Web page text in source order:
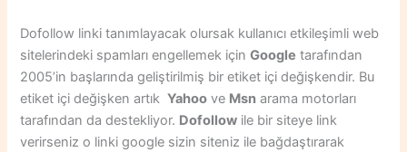
Dofollow linki tanımlayacak olursak kullanıcı etkileşimli web
sitelerindeki spamları engellemek içinGoogle tarafından
2005’in başlarında geliştirilmiş bir etiket içi değişkendir. Bu
etiket içi değişken artıkYahoo ve Msn arama motorları
tarafından da destekliyor. Dofollow ile bir siteye link
verirseniz o linki google sizin siteniz ile bağdaştırarak